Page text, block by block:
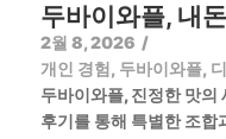
두바이와플, 내
2월 8, 2026 /
개인 경험, 두바이와플,
두바이와플, 진정한 맛의
후기를 통해 특별한 조